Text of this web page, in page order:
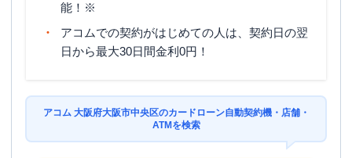
能！※
アコムでの契約がはじめての人は、契約日の翌
日から最大30日間金利0円！
アコム 大阪府大阪市中央区のカードローン自動契約機・店舗・
ATMを検索